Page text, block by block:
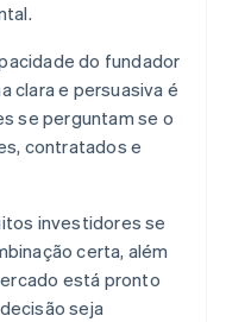
do fundador
clara e persuasiva é
se perguntam se o
contratados e
investidores se
certa, além
está pronto
seja